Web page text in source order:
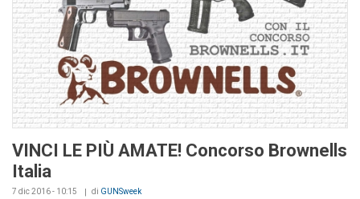
VINCI LE PIÙ AMATE! Concorso Brownells
Italia
7 dic 2016 - 10:15 di GUNSweek